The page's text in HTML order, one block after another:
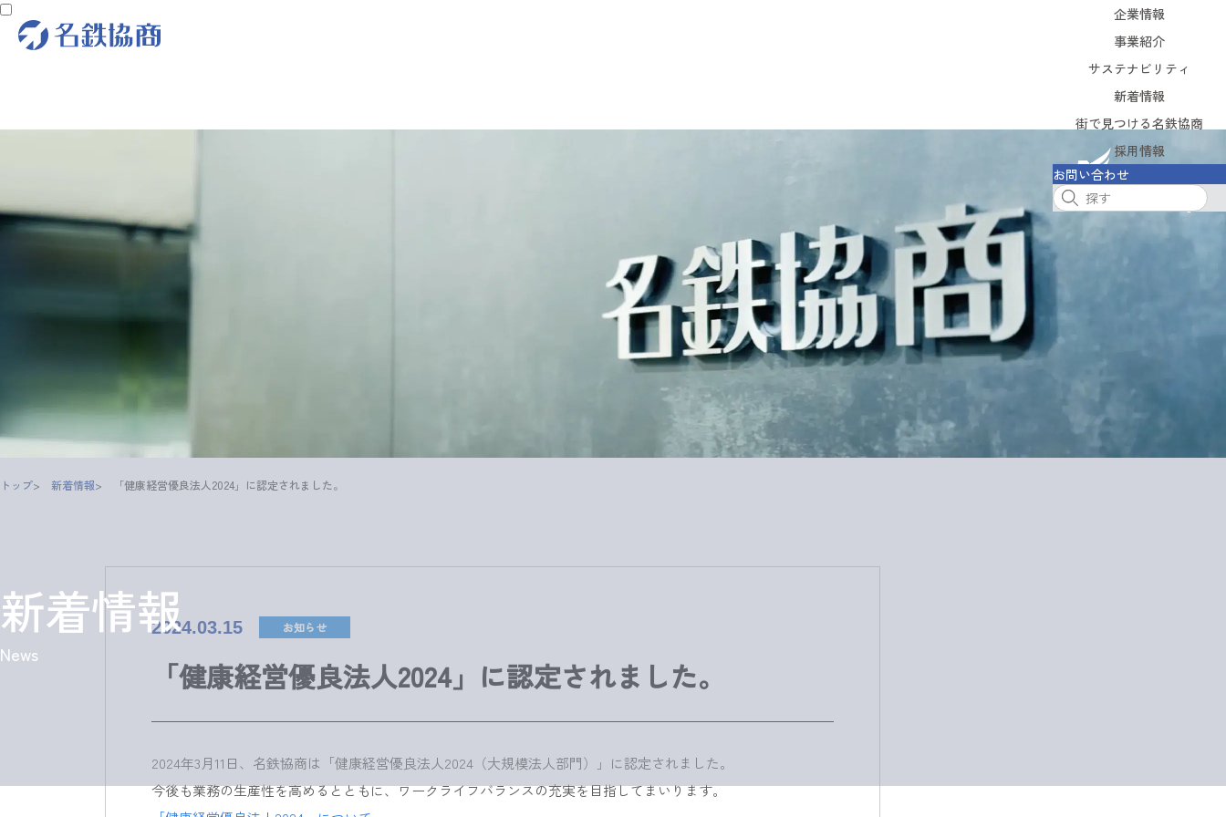
企業情報
企業情報
事業紹介
事業紹介
サステナビリティ
サステナビリティ
新着情報
新着情報
街で見つける名鉄協商
街で見つける名鉄協商
採用情報
採用情報
お問い合わせ
お問い合わせ
新着情報
News
トップ 新着情報 「健康経営優良法人2024」に認定されました。
2024.03.15 お知らせ
「健康経営優良法人2024」に認定されました。
2024年3月11日、名鉄協商は「健康経営優良法人2024（大規模法人部門）」に認定されました。
今後も業務の生産性を高めるとともに、ワークライフバランスの充実を目指してまいります。